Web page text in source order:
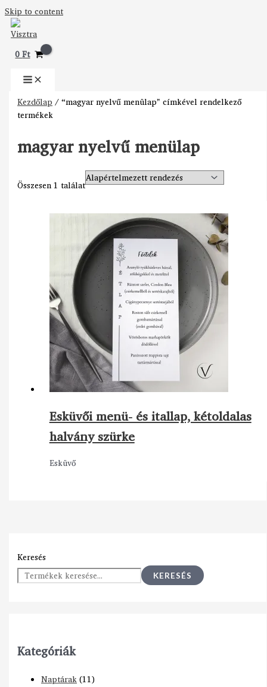
Skip to content
0Ft
Keresés
KERESÉS
Kategóriák
Naptárak(11)
Kezdőlap / “magyar nyelvű menülap” címkével rendelkező
termékek
magyar nyelvű menülap
Összesen 1 találat
Esküvői menü- és itallap, kétoldalas
halvány szürke
Esküvő